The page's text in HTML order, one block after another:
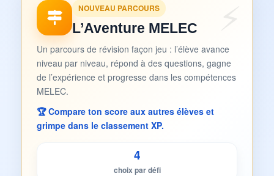
NOUVEAU PARCOURS
L’Aventure MELEC
Un parcours de révision façon jeu : l’élève avance
niveau par niveau, répond à des questions, gagne
de l’expérience et progresse dans les compétences
MELEC.
🏆 Compare ton score aux autres élèves et
grimpe dans le classement XP.
4
choix par défi